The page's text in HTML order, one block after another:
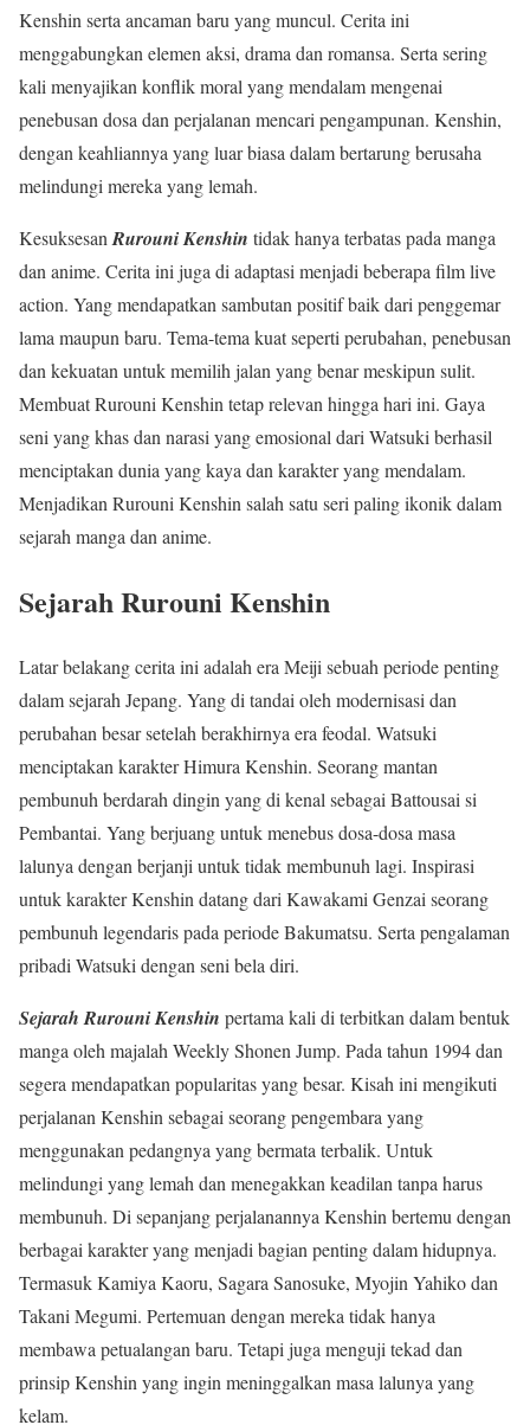
Kenshin serta ancaman baru yang muncul. Cerita ini
menggabungkan elemen aksi, drama dan romansa. Serta sering
kali menyajikan konflik moral yang mendalam mengenai
penebusan dosa dan perjalanan mencari pengampunan. Kenshin,
dengan keahliannya yang luar biasa dalam bertarung berusaha
melindungi mereka yang lemah.
Kesuksesan Rurouni Kenshin tidak hanya terbatas pada manga
dan anime. Cerita ini juga di adaptasi menjadi beberapa film live
action. Yang mendapatkan sambutan positif baik dari penggemar
lama maupun baru. Tema-tema kuat seperti perubahan, penebusan
dan kekuatan untuk memilih jalan yang benar meskipun sulit.
Membuat Rurouni Kenshin tetap relevan hingga hari ini. Gaya
seni yang khas dan narasi yang emosional dari Watsuki berhasil
menciptakan dunia yang kaya dan karakter yang mendalam.
Menjadikan Rurouni Kenshin salah satu seri paling ikonik dalam
sejarah manga dan anime.
Sejarah Rurouni Kenshin
Latar belakang cerita ini adalah era Meiji sebuah periode penting
dalam sejarah Jepang. Yang di tandai oleh modernisasi dan
perubahan besar setelah berakhirnya era feodal. Watsuki
menciptakan karakter Himura Kenshin. Seorang mantan
pembunuh berdarah dingin yang di kenal sebagai Battousai si
Pembantai. Yang berjuang untuk menebus dosa-dosa masa
lalunya dengan berjanji untuk tidak membunuh lagi. Inspirasi
untuk karakter Kenshin datang dari Kawakami Genzai seorang
pembunuh legendaris pada periode Bakumatsu. Serta pengalaman
pribadi Watsuki dengan seni bela diri.
Sejarah Rurouni Kenshin pertama kali di terbitkan dalam bentuk
manga oleh majalah Weekly Shonen Jump. Pada tahun 1994 dan
segera mendapatkan popularitas yang besar. Kisah ini mengikuti
perjalanan Kenshin sebagai seorang pengembara yang
menggunakan pedangnya yang bermata terbalik. Untuk
melindungi yang lemah dan menegakkan keadilan tanpa harus
membunuh. Di sepanjang perjalanannya Kenshin bertemu dengan
berbagai karakter yang menjadi bagian penting dalam hidupnya.
Termasuk Kamiya Kaoru, Sagara Sanosuke, Myojin Yahiko dan
Takani Megumi. Pertemuan dengan mereka tidak hanya
membawa petualangan baru. Tetapi juga menguji tekad dan
prinsip Kenshin yang ingin meninggalkan masa lalunya yang
kelam.